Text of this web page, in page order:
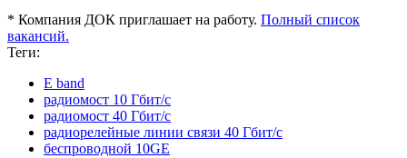
* Компания ДОК приглашает на работу. Полный список
вакансий.
Теги:
E band
радиомост 10 Гбит/c
радиомост 40 Гбит/c
радиорелейные линии связи 40 Гбит/c
беспроводной 10GE